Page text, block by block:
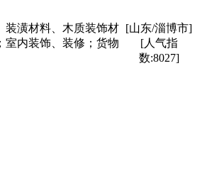
装潢材料、木质装饰材
室内装饰、装修；货物
[山东/淄博市]
[人气指
数:8027]